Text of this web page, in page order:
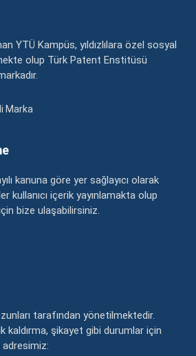
YTÜ Kampüs, yıldızlılara özel sosyal
olup Türk Patent Enstitüsü
Marka
kanuna göre yer sağlayıcı olarak
kullanıcı içerik yayınlamakta olup
bize ulaşabilirsiniz.
tarafından yönetilmektedir.
kaldırma, şikayet gibi durumlar için